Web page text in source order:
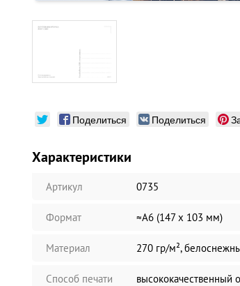
Поделиться Поделиться
Характеристики
Артикул 0735
Формат ≈А6 (147 х 103 мм)
Материал 270 гр/м²,
Способ печати высококачественный